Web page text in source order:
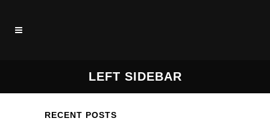
LEFT SIDEBAR
RECENT POSTS